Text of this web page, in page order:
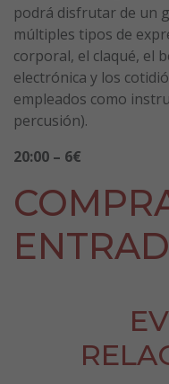
podrá disfrutar de un
múltiples tipos de
corporal, el claqué, el
electrónica y los
empleados como
percusión).
20:00 – 6€